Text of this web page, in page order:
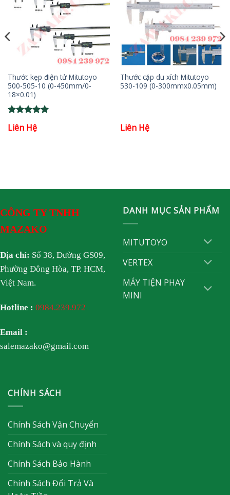
Thước kẹp điện tử Mitutoyo
500-505-10 (0-450mm/0-
18×0.01)
out of 5
Liên Hệ
Thước cặp du xích Mitutoyo
530-109 (0-300mmx0.05mm)
Liên Hệ
CÔNG TY TNHH
MAZAKO
Địa chỉ: Số 38, Đường GS09,
Phường Đông Hòa, TP. HCM,
Việt Nam.
Hotline : 0984.239.972
Email :
salemazako@gmail.com
DANH MỤC SẢN PHẨM
MITUTOYO
VERTEX
MÁY TIỆN PHAY
MINI
CHÍNH SÁCH
Chính Sách Vận Chuyển
Chính Sách và quy định
Chính Sách Bảo Hành
Chính Sách Đổi Trả Và